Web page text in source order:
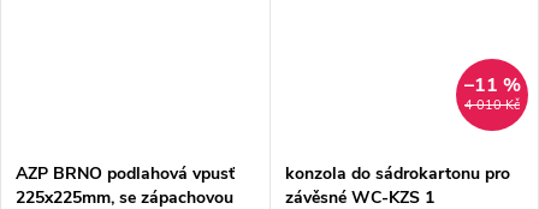
AZP BRNO podlahová vpusť
225x225mm, se zápachovou
4 010 Kč
–11 %
konzola do sádrokartonu pro
závěsné WC-KZS 1